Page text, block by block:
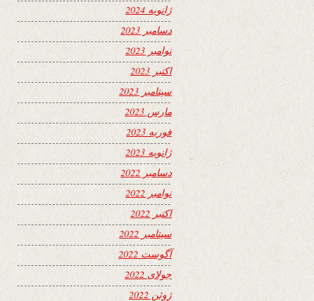
ژانویه 2024
دسامبر 2023
نوامبر 2023
اکتبر 2023
سپتامبر 2023
مارس 2023
فوریه 2023
ژانویه 2023
دسامبر 2022
نوامبر 2022
اکتبر 2022
سپتامبر 2022
آگوست 2022
جولای 2022
ژوئن 2022